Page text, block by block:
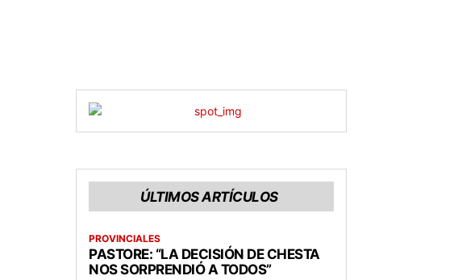
ÚLTIMOS ARTÍCULOS
PROVINCIALES
PASTORE: “LA DECISIÓN DE CHESTA
NOS SORPRENDIÓ A TODOS”